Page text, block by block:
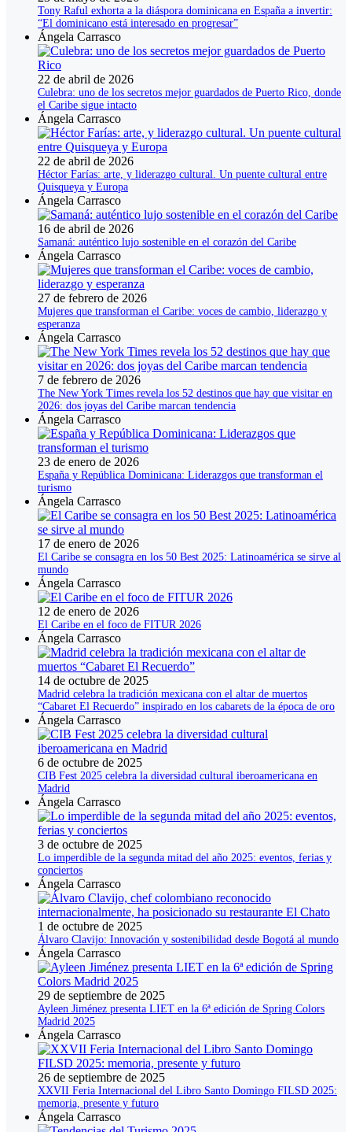
Tony Raful exhorta a la diáspora dominicana en España a invertir:
“El dominicano está interesado en progresar”
Ángela Carrasco
22 de abril de 2026
Culebra: uno de los secretos mejor guardados de Puerto Rico, donde
el Caribe sigue intacto
Ángela Carrasco
22 de abril de 2026
Héctor Farías: arte, y liderazgo cultural. Un puente cultural entre
Quisqueya y Europa
Ángela Carrasco
16 de abril de 2026
Samaná: auténtico lujo sostenible en el corazón del Caribe
Ángela Carrasco
27 de febrero de 2026
Mujeres que transforman el Caribe: voces de cambio, liderazgo y
esperanza
Ángela Carrasco
7 de febrero de 2026
The New York Times revela los 52 destinos que hay que visitar en
2026: dos joyas del Caribe marcan tendencia
Ángela Carrasco
23 de enero de 2026
España y República Dominicana: Liderazgos que transforman el
turismo
Ángela Carrasco
17 de enero de 2026
El Caribe se consagra en los 50 Best 2025: Latinoamérica se sirve al
mundo
Ángela Carrasco
12 de enero de 2026
El Caribe en el foco de FITUR 2026
Ángela Carrasco
14 de octubre de 2025
Madrid celebra la tradición mexicana con el altar de muertos
“Cabaret El Recuerdo” inspirado en los cabarets de la época de oro
Ángela Carrasco
6 de octubre de 2025
CIB Fest 2025 celebra la diversidad cultural iberoamericana en
Madrid
Ángela Carrasco
3 de octubre de 2025
Lo imperdible de la segunda mitad del año 2025: eventos, ferias y
conciertos
Ángela Carrasco
1 de octubre de 2025
Álvaro Clavijo: Innovación y sostenibilidad desde Bogotá al mundo
Ángela Carrasco
29 de septiembre de 2025
Ayleen Jiménez presenta LIET en la 6ª edición de Spring Colors
Madrid 2025
Ángela Carrasco
26 de septiembre de 2025
XXVII Feria Internacional del Libro Santo Domingo FILSD 2025:
memoria, presente y futuro
Ángela Carrasco